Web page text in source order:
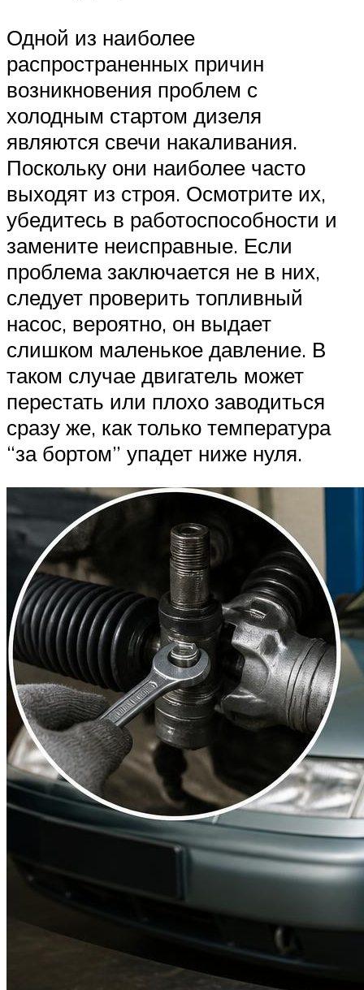
Одной из наиболее
распространенных причин
возникновения проблем с
холодным стартом дизеля
являются свечи накаливания.
Поскольку они наиболее часто
выходят из строя. Осмотрите их,
убедитесь в работоспособности и
замените неисправные. Если
проблема заключается не в них,
следует проверить топливный
насос, вероятно, он выдает
слишком маленькое давление. В
таком случае двигатель может
перестать или плохо заводиться
сразу же, как только температура
“за бортом” упадет ниже нуля.